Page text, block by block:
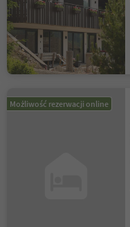
Możliwość rezerwacji online